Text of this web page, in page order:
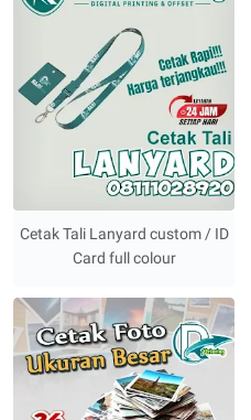
Cetak Tali Lanyard custom / ID
Card full colour